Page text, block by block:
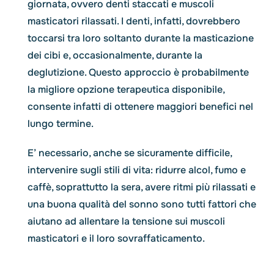
giornata, ovvero denti staccati e muscoli
masticatori rilassati. I denti, infatti, dovrebbero
toccarsi tra loro soltanto durante la masticazione
dei cibi e, occasionalmente, durante la
deglutizione. Questo approccio è probabilmente
la migliore opzione terapeutica disponibile,
consente infatti di ottenere maggiori benefici nel
lungo termine.
E’ necessario, anche se sicuramente difficile,
intervenire sugli stili di vita: ridurre alcol, fumo e
caffè, soprattutto la sera, avere ritmi più rilassati e
una buona qualità del sonno sono tutti fattori che
aiutano ad allentare la tensione sui muscoli
masticatori e il loro sovraffaticamento.